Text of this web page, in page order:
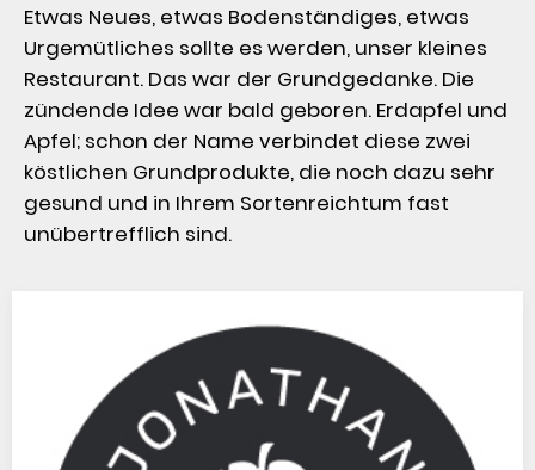
Etwas Neues, etwas Bodenständiges, etwas
Urgemütliches sollte es werden, unser kleines
Restaurant. Das war der Grundgedanke. Die
zündende Idee war bald geboren. Erdapfel und
Apfel; schon der Name verbindet diese zwei
köstlichen Grundprodukte, die noch dazu sehr
gesund und in Ihrem Sortenreichtum fast
unübertrefflich sind.